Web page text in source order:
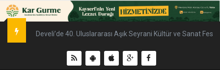
Erciyes’te gökyüzü tutkunları için meteor yağmuru şölen